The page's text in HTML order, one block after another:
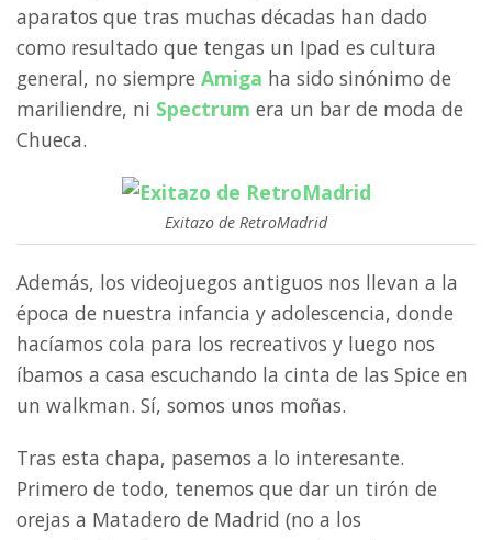
aparatos que tras muchas décadas han dado
como resultado que tengas un Ipad es cultura
general, no siempre Amiga ha sido sinónimo de
mariliendre, ni Spectrum era un bar de moda de
Chueca.
Exitazo de RetroMadrid
Además, los videojuegos antiguos nos llevan a la
época de nuestra infancia y adolescencia, donde
hacíamos cola para los recreativos y luego nos
íbamos a casa escuchando la cinta de las Spice en
un walkman. Sí, somos unos moñas.
Tras esta chapa, pasemos a lo interesante.
Primero de todo, tenemos que dar un tirón de
orejas a Matadero de Madrid (no a los